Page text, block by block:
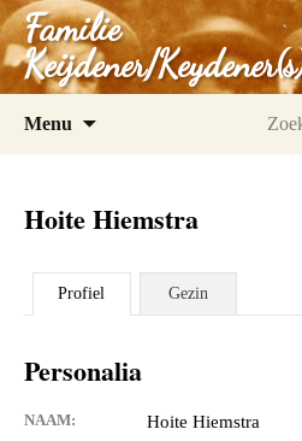
Familie
Keijdener/
Menu
Hoite Hiemstra
Profiel Gezin
Personalia
NAAM: Hoite Hiemstra